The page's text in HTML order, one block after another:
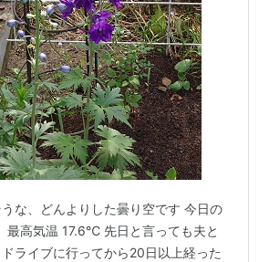
な、どんよりした曇り空です 今日の
高気温 17.6℃ 先日と言っても夫と
ライブに行ってから20日以上経った